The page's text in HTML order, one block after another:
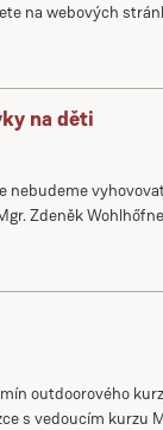
na webových
na děti
nebudeme
Zdeněk
outdoorového
s vedoucím kurzu